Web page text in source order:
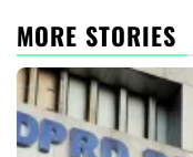
MORE STORIES